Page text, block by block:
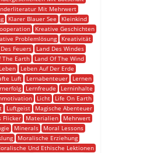
Mit Mehrwert
Klarer Blauer See
Kleinkind
Kreative Geschichten
Problemlösung
Kreativität
Feuers
Land Des Windes
The Earth
Land Of The Wind
Leben
Leben Auf Der Erde
Luft Lernabenteuer
Lernen
Lernfreude
Lerninhalte
Licht
Life On Earth
Luftgeist
Magische Abenteuer
Flicker Materialien
Mehrwert
Minerals
Moral Lessons
Moralische Erziehung
Und Ethische Lektionen